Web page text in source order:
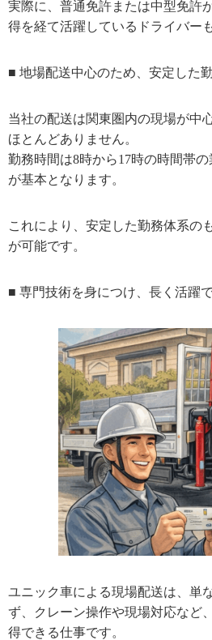
実際に、普通免許または中型免許
得を経て活躍しているドライバー
■ 地場配送中心のため、安定した
当社の配送は関東圏内の現場が中
ほとんどありません。
勤務時間は8時から17時の時間帯
が基本となります。
これにより、安定した勤務体系の
が可能です。
■ 専門技術を身につけ、長く活躍
ユニック車による現場配送は、単
ず、クレーン操作や現場対応など
得できる仕事です。